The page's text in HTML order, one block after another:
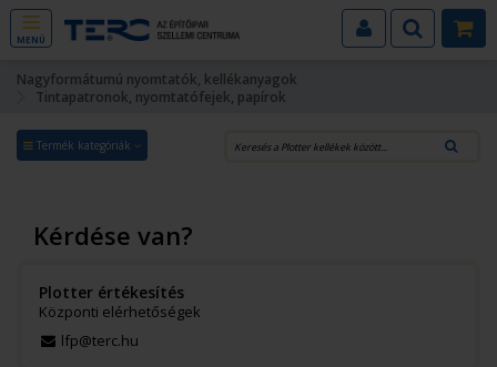
MENÜ
Nagyformátumú nyomtatók, kellékanyagok
Tintapatronok, nyomtatófejek, papírok
Termék kategóriák
Kérdése van?
Plotter értékesítés
Központi elérhetőségek
lfp@terc.hu